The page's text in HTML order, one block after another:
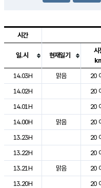
도시별 기상실황표로 지점,
시간
일.시 현재일기
시
14.03H
맑음 20
14.02H
20
14.01H
20
14.00H
맑음 20
13.23H
20
13.22H
20
13.21H
맑음 20
13.20H
20